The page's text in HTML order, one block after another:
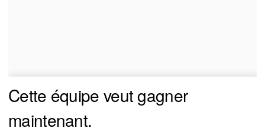
Cette équipe veut gagner
maintenant.